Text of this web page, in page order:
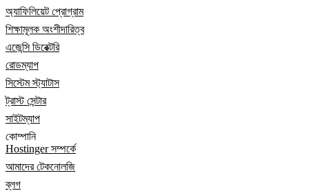
অ্যাফিলিয়েট প্রোগ্রাম
শিক্ষামূলক অংশীদারিত্ব
এজেন্সি ডিরেক্টরি
রোডম্যাপ
সিস্টেম স্ট্যাটাস
ট্রাস্ট সেন্টার
সাইটম্যাপ
কোম্পানি
Hostinger সম্পর্কে
আমাদের টেকনোলজি
ব্লগ